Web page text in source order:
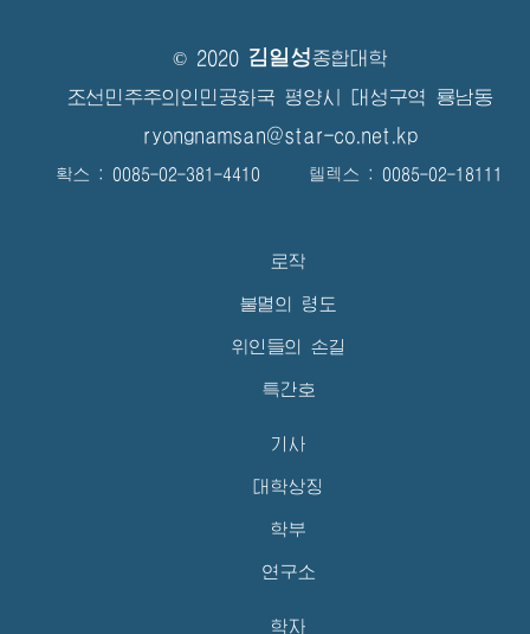
© 2020 김일성종합대학
조선민주주의인민공화국 평양시 대성구역 룡남동
ryongnamsan@star-co.net.kp
확스 : 0085-02-381-4410 텔렉스 : 0085-02-18111
로작
불멸의 령도
위인들의 손길
특간호
기사
대학상징
학부
연구소
학자